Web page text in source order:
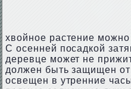
хвойное растение
С осенней посадкой
деревце может не
должен быть защищен
освещен в утренние